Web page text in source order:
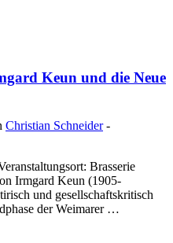
Keun und die Neue
Christian Schneider-
Brasserie
Irmgard Keun (1905-
und gesellschaftskritisch
der Weimarer …